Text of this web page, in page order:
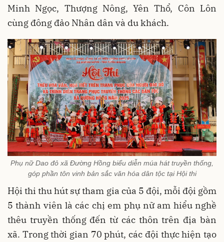
Minh Ngọc, Thượng Nông, Yên Thổ, Côn Lôn
cùng đông đảo Nhân dân và du khách.
Phụ nữ Dao đỏ xã Đường Hồng biểu diễn múa hát truyền thống,
góp phần tôn vinh bản sắc văn hóa dân tộc tại Hội thi
Hội thi thu hút sự tham gia của 5 đội, mỗi đội gồm
5 thành viên là các chị em phụ nữ am hiểu nghề
thêu truyền thống đến từ các thôn trên địa bàn
xã. Trong thời gian 70 phút, các đội thực hiện tạo